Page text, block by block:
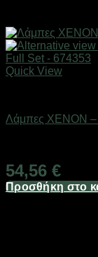
Quick View
Λάμπες XENON
54,56 €
Προσθήκη στο